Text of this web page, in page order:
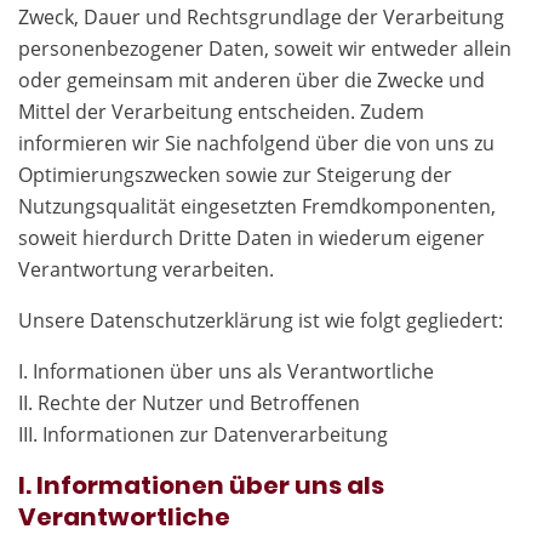
Zweck, Dauer und Rechtsgrundlage der Verarbeitung
personenbezogener Daten, soweit wir entweder allein
oder gemeinsam mit anderen über die Zwecke und
Mittel der Verarbeitung entscheiden. Zudem
informieren wir Sie nachfolgend über die von uns zu
Optimierungszwecken sowie zur Steigerung der
Nutzungsqualität eingesetzten Fremdkomponenten,
soweit hierdurch Dritte Daten in wiederum eigener
Verantwortung verarbeiten.
Unsere Datenschutzerklärung ist wie folgt gegliedert:
I. Informationen über uns als Verantwortliche
II. Rechte der Nutzer und Betroffenen
III. Informationen zur Datenverarbeitung
I. Informationen über uns als
Verantwortliche